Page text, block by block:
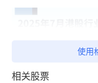
使用
相关股票